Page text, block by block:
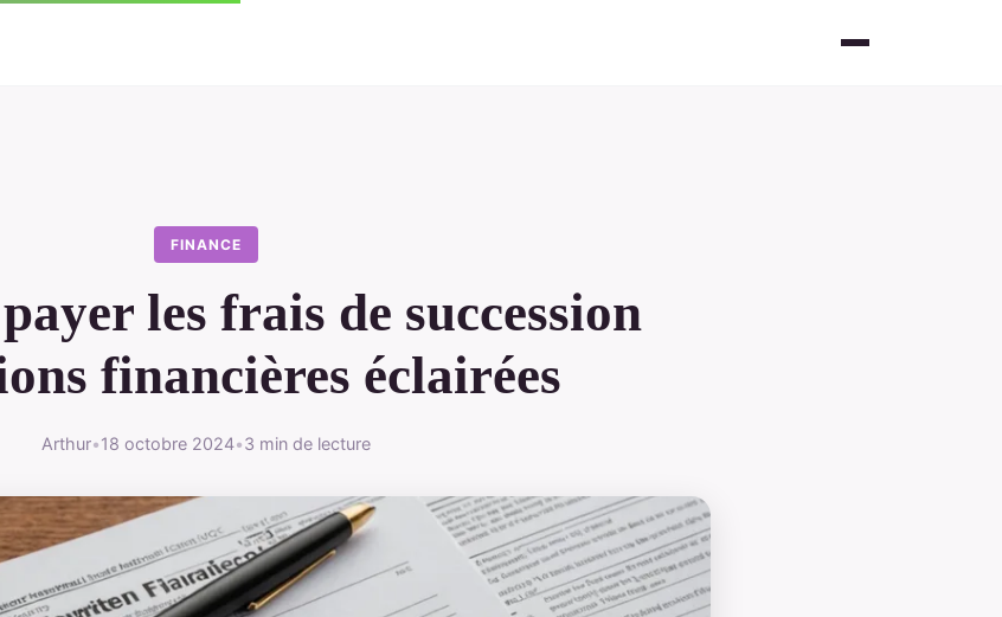
FINANCE
les frais de succession
financières éclairées
Arthur•18 octobre 2024•3 min de lecture